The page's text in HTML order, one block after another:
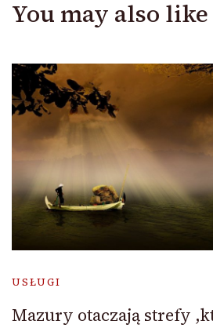
You may also like
USŁUGI
Mazury otaczają strefy